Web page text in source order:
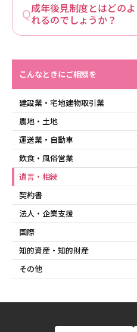
成年後見制度とはどの
れるのでしょうか？
こんなときにご相談を
建設業・宅地建物取引業
農地・土地
運送業・自動車
飲食・風俗営業
遺言・相続
契約書
法人・企業支援
国際
知的資産・知的財産
その他